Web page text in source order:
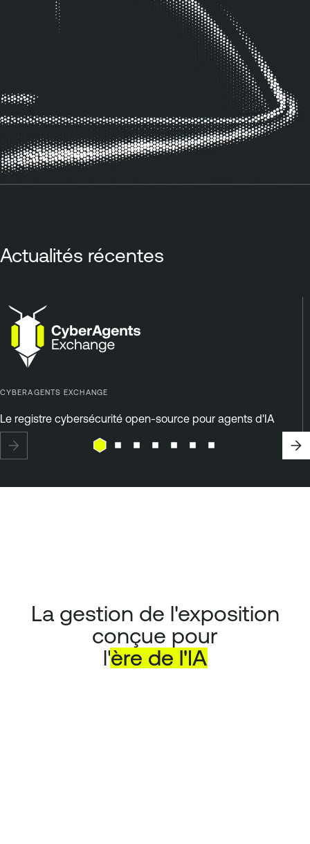
Actualités récentes
CYBERAGENTS EXCHANGE
Le registre cybersécurité open-source pour agents d'IA
La gestion de l'exposition
conçue pour
l'ère de l'IA